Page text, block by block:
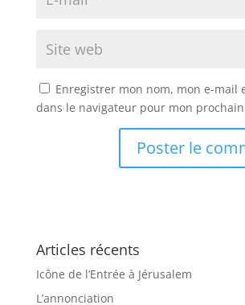
Enregistrer mon nom, mon e-mail
dans le navigateur pour mon
Articles récents
Icône de l’Entrée à Jérusalem
L’annonciation